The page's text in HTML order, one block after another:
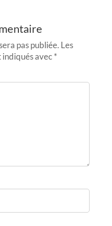
pas publiée. Les
indiqués avec*